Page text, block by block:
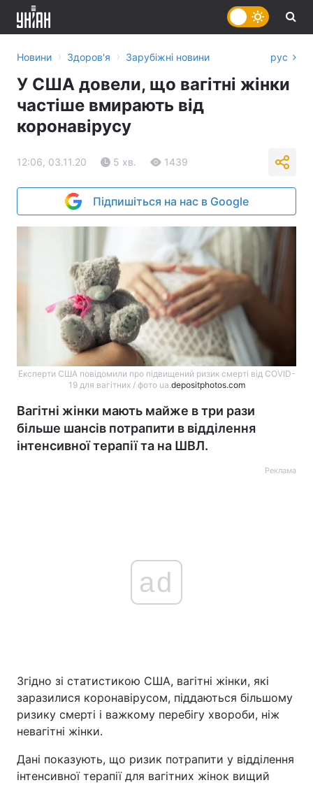
Головна Війна
Україна Політика
Спорт Наука
Новини › Здоров'я › Зарубіжні новини рус
У США довели, що вагітні жінки
частіше вмирають від
коронавірусу
12:06, 03.11.20 5 хв. 1439
Підпишіться на нас в Google
Експерти США повідомили про підвищений ризик смерті від COVID-
19 для вагітних / фото ua.depositphotos.com
Вагітні жінки мають майже в три рази
більше шансів потрапити в відділення
інтенсивної терапії та на ШВЛ.
Реклама
ad
Згідно зі статистикою США, вагітні жінки, які
заразилися коронавірусом, піддаються більшому
ризику смерті і важкому перебігу хвороби, ніж
невагітні жінки.
Дані показують, що ризик потрапити у відділення
інтенсивної терапії для вагітних жінок вищий